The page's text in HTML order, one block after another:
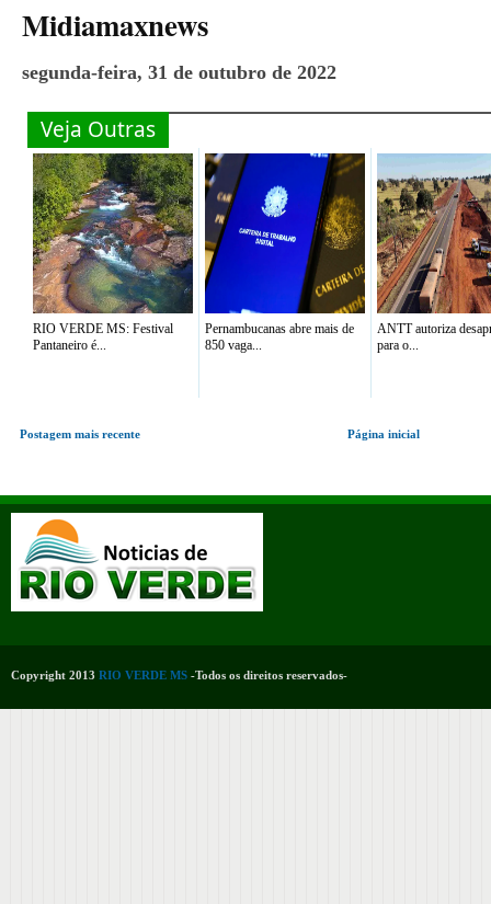
Midiamaxnews
segunda-feira, 31 de outubro de 2022
Veja Outras
RIO VERDE MS: Festival
Pantaneiro é...
Pernambucanas abre mais de
850 vaga...
ANTT autoriza
para o...
Postagem mais recente Página inicial
Copyright 2013 RIO VERDE MS -Todos os direitos reservados-